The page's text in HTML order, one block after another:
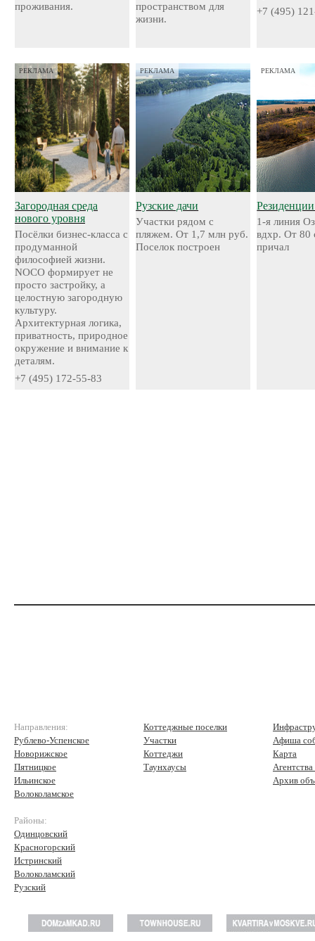
проживания.
пространством для
жизни.
+7 (495)
РЕКЛАМА
Загородная среда
нового уровня
Посёлки бизнес-класса с
продуманной
философией жизни.
NOCO формирует не
просто застройку, а
целостную загородную
культуру.
Архитектурная логика,
приватность, природное
окружение и внимание к
деталям.
+7 (495) 172-55-83
РЕКЛАМА
Рузские дачи
Участки рядом с
пляжем. От 1,7 млн руб.
Поселок построен
РЕКЛАМА
1-я линия
вдхр. От 80
причал
Направления:
Рублево-Успенское
Новорижское
Пятницкое
Ильинское
Волоколамское
Районы:
Одинцовский
Красногорский
Истринский
Волоколамский
Рузский
Коттеджные поселки
Участки
Коттеджи
Таунхаусы
Афиша
Карта
Архив